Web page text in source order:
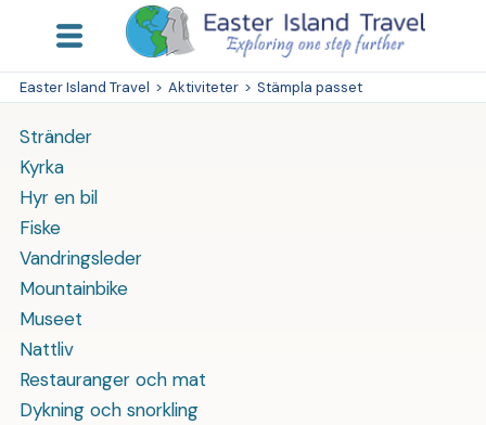
Easter Island Travel > Aktiviteter > Stämpla passet
Stränder
Kyrka
Hyr en bil
Fiske
Vandringsleder
Mountainbike
Museet
Nattliv
Restauranger och mat
Dykning och snorkling